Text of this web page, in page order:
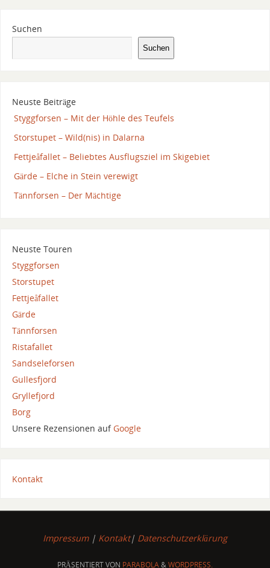
Suchen
Suchen
Neuste Beiträge
Styggforsen – Mit der Höhle des Teufels
Storstupet – Wild(nis) in Dalarna
Fettjeåfallet – Beliebtes Ausflugsziel im Skigebiet
Gärde – Elche in Stein verewigt
Tännforsen – Der Mächtige
Neuste Touren
Styggforsen
Storstupet
Fettjeåfallet
Gärde
Tännforsen
Ristafallet
Sandseleforsen
Gullesfjord
Gryllefjord
Borg
Unsere Rezensionen aufGoogle
Kontakt
Impressum| Kontakt| Datenschutzerklärung
PRÄSENTIERT VON PARABOLA&WORDPRESS.